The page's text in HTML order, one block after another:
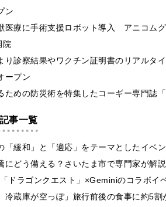
ン
医療に手術支援ロボット導入 アニコム
院
り診察結果やワクチン証明書のリアルタ
ープン
ための防災術を特集したコーギー専門誌
事一覧
「緩和」と「適応」をテーマとしたイベ
にどう備える？さいたま市で専門家が解
ドラゴンクエスト」×Geminiのコラボイ
冷蔵庫が空っぽ」旅行前後の食事に約5